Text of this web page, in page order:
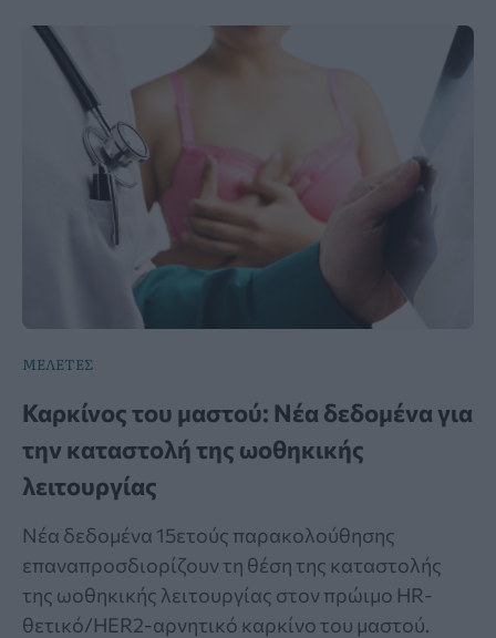
ΜΕΛΕΤΕΣ
Καρκίνος του μαστού: Νέα δεδομένα για
την καταστολή της ωοθηκικής
λειτουργίας
Νέα δεδομένα 15ετούς παρακολούθησης
επαναπροσδιορίζουν τη θέση της καταστολής
της ωοθηκικής λειτουργίας στον πρώιμο HR-
θετικό/HER2-αρνητικό καρκίνο του μαστού.